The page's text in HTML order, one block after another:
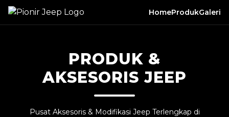
HomeProdukGaleri
PRODUK &
AKSESORIS JEEP
Pusat Aksesoris & Modifikasi Jeep Terlengkap di